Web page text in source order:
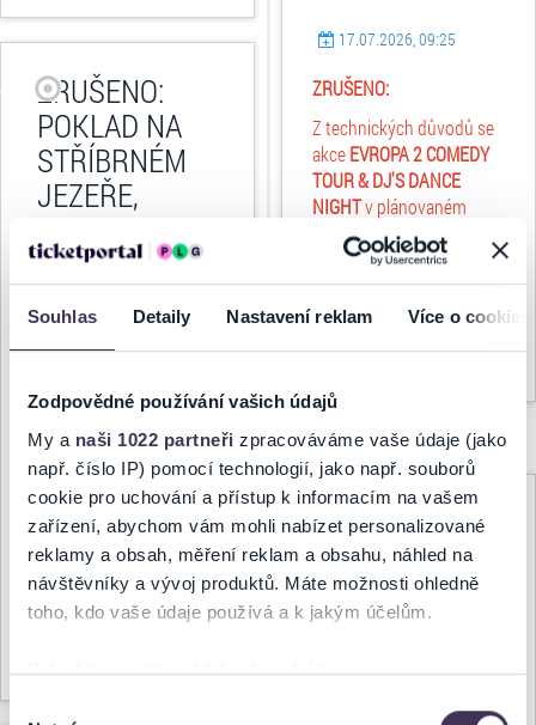
Souhlas Detaily Nastavení reklam Více o cookies
Zodpovědné používání vašich údajů
My a naši 1022 partneři zpracováváme vaše údaje (jako
např. číslo IP) pomocí technologií, jako např. souborů
cookie pro uchování a přístup k informacím na vašem
zařízení, abychom vám mohli nabízet personalizované
reklamy a obsah, měření reklam a obsahu, náhled na
návštěvníky a vývoj produktů. Máte možnosti ohledně
toho, kdo vaše údaje používá a k jakým účelům.
Pokud to povolíte, rádi bychom také:
Výběr
17.07.2026, 09:25
ZRUŠENO:
Z technických důvodů se
akceEVROPA 2 COMEDY
TOUR & DJ'S DANCE
NIGHTv plánovaném
termínu
24.7.2026
18:00 hod.a v místě...
Celý článek
ZRUŠENO:
POKLAD NA
STŘÍBRNÉM
JEZEŘE,
BOSKOVICE
16.07.2026, 13:20
Věříme, že Vás na to
upozornil personál na
místě, ale pro jistotu:
Představení POKLAD NA
STŘÍBRNÉM JEZEŘE , které
se mělo uskutečnit v...
ZMĚNA
TERMÍNU A
ČASU KONÁNÍ:
MARIE